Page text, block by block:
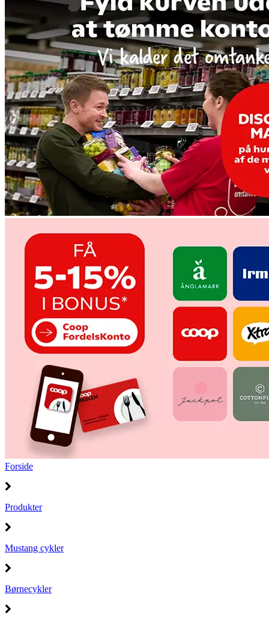
Forside
Produkter
Mustang cykler
Børnecykler